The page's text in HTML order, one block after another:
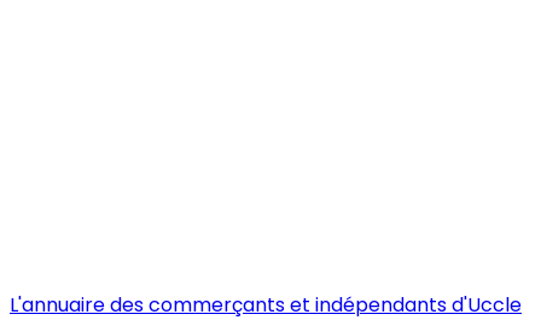
L'annuaire des commerçants et indépendants d'Uccle